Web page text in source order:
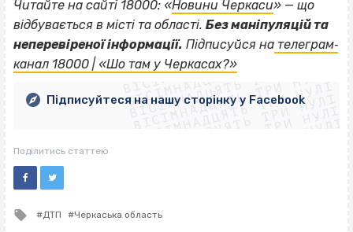
Читайте на сайті 18000: «Новини Черкаси» — що
відбувається в місті та області. Без маніпуляцій та
неперевіреної інформації. Підписуйся на телеграм‐
канал 18000 | «Шо там у Черкасах?»
ВІСІМНАДЦЯТЬ ТРИ НУЛІ
ВІСІМНАДЦЯТЬ ТРИ НУЛІ
ВІСІМНАДЦЯТЬ ТРИ НУЛІ
ВІСІМНАДЦЯТЬ ТРИ НУЛІ
ВІСІМНАДЦЯТЬ ТРИ НУЛІ
ВІСІМНАДЦЯТЬ ТРИ НУЛІ
ВІСІМНАДЦЯТЬ ТРИ НУЛІ
ВІСІМНАДЦЯТЬ ТРИ НУЛІ
Підписуйтеся на нашу сторінку у Facebook
Поділитись статтею
Tagged
ДТП Черкаська область